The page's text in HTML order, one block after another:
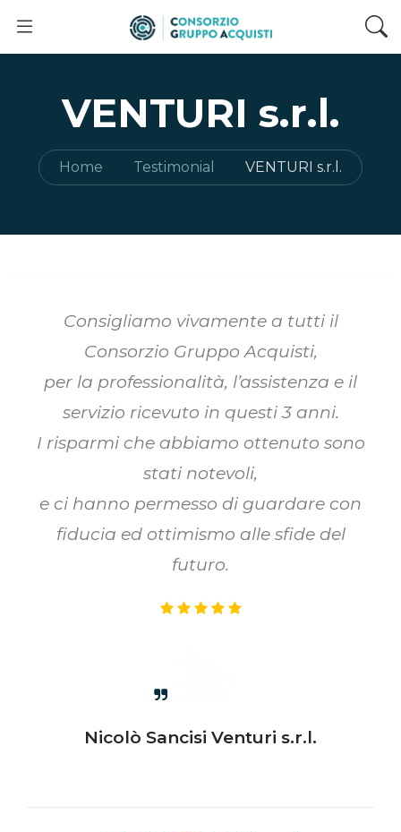
VENTURI s.r.l.
Home Testimonial VENTURI s.r.l.
Consigliamo vivamente a tutti il
Consorzio Gruppo Acquisti,
per la professionalità, l’assistenza e il
servizio ricevuto in questi 3 anni.
I risparmi che abbiamo ottenuto sono
stati notevoli,
e ci hanno permesso di guardare con
fiducia ed ottimismo alle sfide del
futuro.
Nicolò Sancisi Venturi s.r.l.